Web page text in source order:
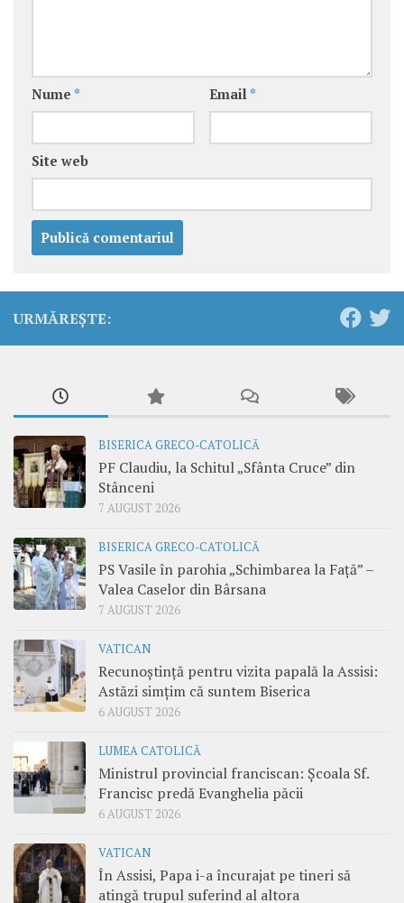
Nume * Email *
Site web
URMĂREȘTE:
BISERICA GRECO-CATOLICĂ
PF Claudiu, la Schitul „Sfânta Cruce” din
Stânceni
7 AUGUST 2026
BISERICA GRECO-CATOLICĂ
PS Vasile în parohia „Schimbarea la Față” –
Valea Caselor din Bârsana
7 AUGUST 2026
VATICAN
Recunoștință pentru vizita papală la Assisi:
Astăzi simțim că suntem Biserica
6 AUGUST 2026
LUMEA CATOLICĂ
Ministrul provincial franciscan: Școala Sf.
Francisc predă Evanghelia păcii
6 AUGUST 2026
VATICAN
În Assisi, Papa i-a încurajat pe tineri să
atingă trupul suferind al altora